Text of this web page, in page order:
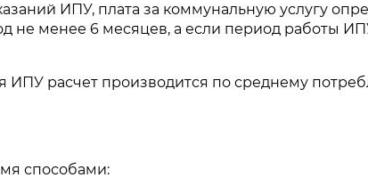
ИПУ, плата за коммунальную услугу
не менее 6 месяцев, а если период работы
расчет производится по среднему
способами: